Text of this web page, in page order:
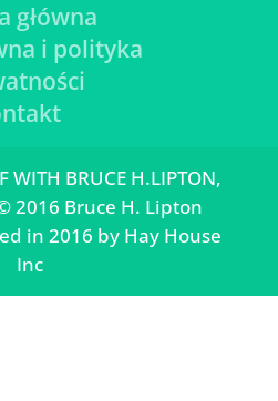
główna
i polityka
WITH BRUCE H.LIPTON,
2016 Bruce H. Lipton
in 2016 by Hay House
Inc